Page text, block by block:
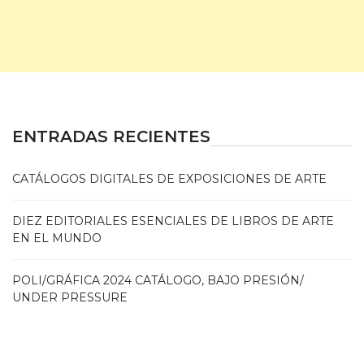
ENTRADAS RECIENTES
CATÁLOGOS DIGITALES DE EXPOSICIONES DE ARTE
DIEZ EDITORIALES ESENCIALES DE LIBROS DE ARTE
EN EL MUNDO
POLI/GRÁFICA 2024 CATÁLOGO, BAJO PRESIÓN/
UNDER PRESSURE